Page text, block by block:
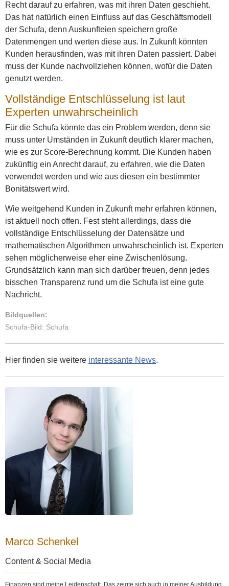
Recht darauf zu erfahren, was mit ihren Daten geschieht.
Das hat natürlich einen Einfluss auf das Geschäftsmodell
der Schufa, denn Auskunfteien speichern große
Datenmengen und werten diese aus. In Zukunft könnten
Kunden herausfinden, was mit ihren Daten passiert. Dabei
muss der Kunde nachvollziehen können, wofür die Daten
genutzt werden.
Vollständige Entschlüsselung ist laut
Experten unwahrscheinlich
Für die Schufa könnte das ein Problem werden, denn sie
muss unter Umständen in Zukunft deutlich klarer machen,
wie es zur Score-Berechnung kommt. Die Kunden haben
zukünftig ein Anrecht darauf, zu erfahren, wie die Daten
verwendet werden und wie aus diesen ein bestimmter
Bonitätswert wird.
Wie weitgehend Kunden in Zukunft mehr erfahren können,
ist aktuell noch offen. Fest steht allerdings, dass die
vollständige Entschlüsselung der Datensätze und
mathematischen Algorithmen unwahrscheinlich ist. Experten
sehen möglicherweise eher eine Zwischenlösung.
Grundsätzlich kann man sich darüber freuen, denn jedes
bisschen Transparenz rund um die Schufa ist eine gute
Nachricht.
Bildquellen:
Schufa-Bild: Schufa
Hier finden sie weitere interessante News.
Marco Schenkel
Content & Social Media
Finanzen sind meine Leidenschaft. Das zeigte sich auch in meiner Ausbildung